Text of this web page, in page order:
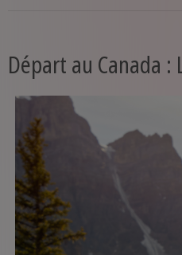
Départ au Canada :